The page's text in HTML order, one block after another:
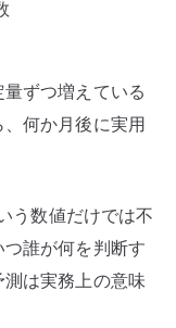
ずつ増えている
何か月後に実用
う数値だけでは不
誰が何を判断す
は実務上の意味